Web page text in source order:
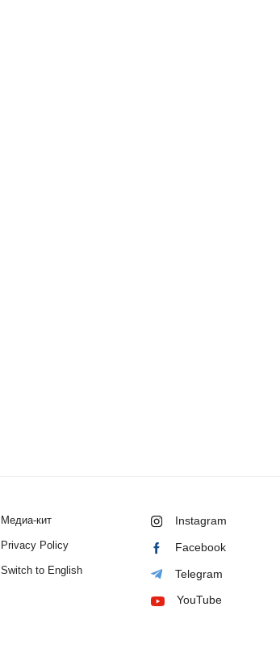
Медиа-кит
Privacy Policy
Switch to English
Instagram
Facebook
Telegram
YouTube